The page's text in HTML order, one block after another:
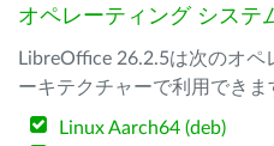
オペレーティング システ
LibreOffice 26.2.5は次のオ
ーキテクチャーで利用できま
Linux Aarch64 (deb)